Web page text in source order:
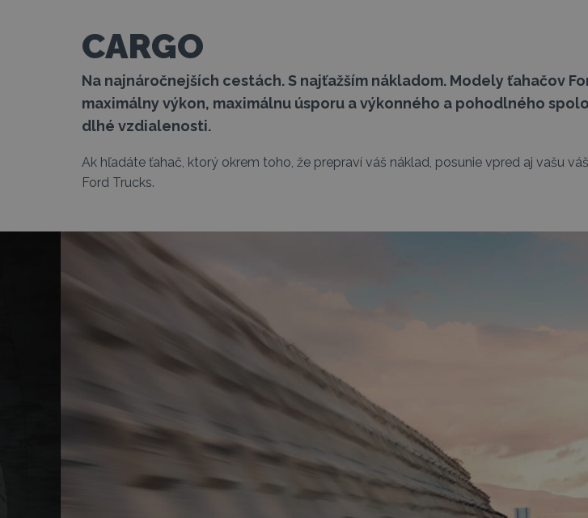
CARGO
Na najnáročnejších cestách. S najťažším nákladom. Modely ťahačov
maximálny výkon, maximálnu úsporu a výkonného a pohodlného
dlhé vzdialenosti.
Ak hľadáte ťahač, ktorý okrem toho, že prepraví váš náklad, posunie vpred aj vašu
Ford Trucks.